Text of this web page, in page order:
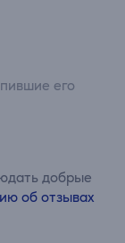
его
добрые
об отзывах